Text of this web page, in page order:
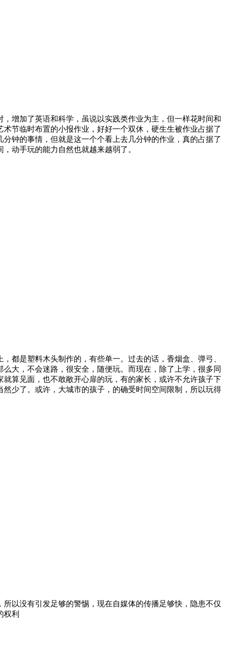
增加了英语和科学，虽说以实践类作业为主，但一样花时间和
节临时布置的小报作业，好好一个双休，硬生生被作业占据了
钟的事情，但就是这一个个看上去几分钟的作业，真的占据了
动手玩的能力自然也就越来越弱了。
都是塑料木头制作的，有些单一。过去的话，香烟盒、弹弓、
大，不会迷路，很安全，随便玩。而现在，除了上学，很多同
算见面，也不敢敞开心扉的玩，有的家长，或许不允许孩子下
少了。或许，大城市的孩子，的确受时间空间限制，所以玩得
以没有引发足够的警惕，现在自媒体的传播足够快，隐患不仅
权利